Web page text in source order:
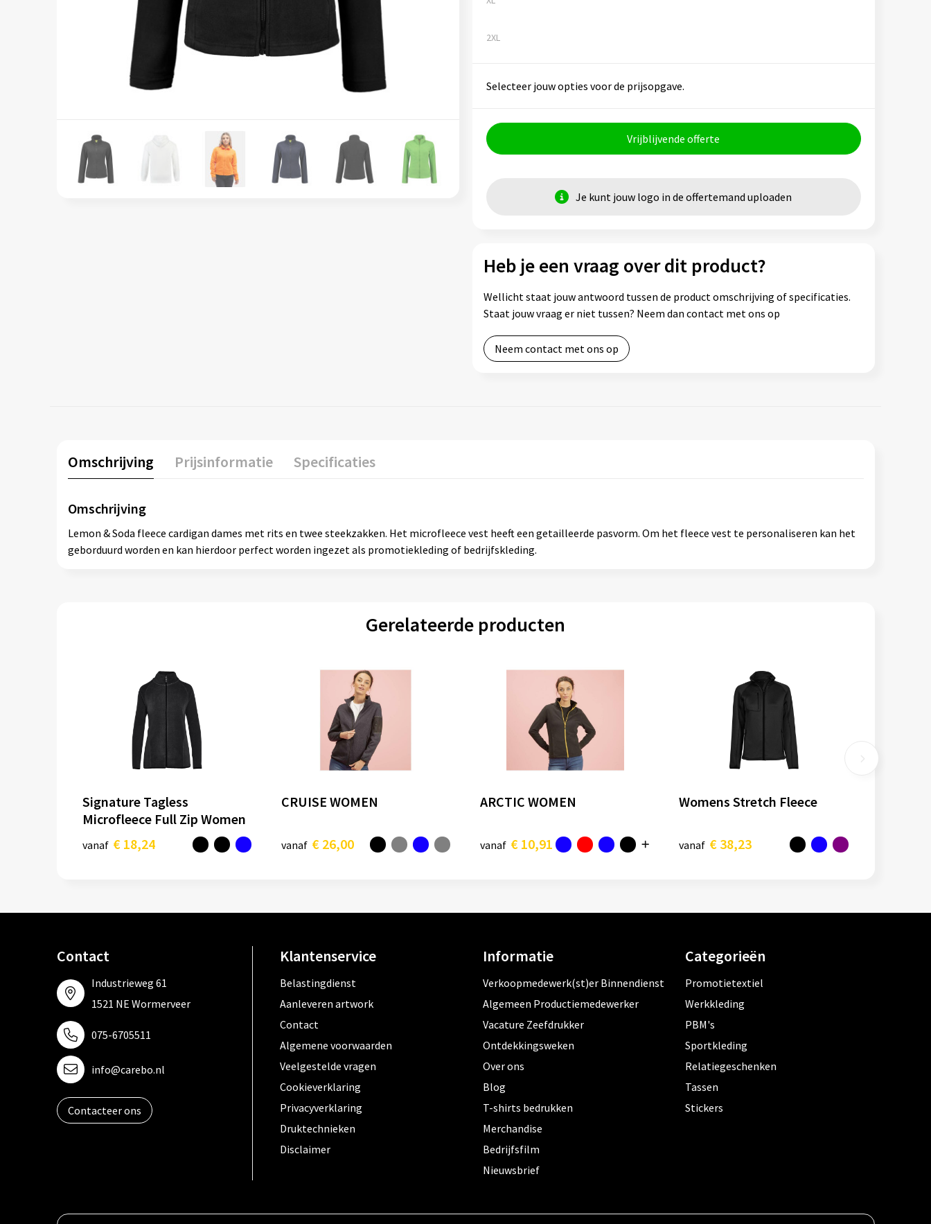
2XL
Selecteer jouw opties voor de prijsopgave.
Vrijblijvende offerte
Je kunt jouw logo in de offertemand uploaden
Heb je een vraag over dit product?
Wellicht staat jouw antwoord tussen de product omschrijving of specificaties.
Staat jouw vraag er niet tussen? Neem dan contact met ons op
Neem contact met ons op
Omschrijving Prijsinformatie Specificaties
Omschrijving
Lemon & Soda fleece cardigan dames met rits en twee steekzakken. Het microfleece vest heeft een getailleerde pasvorm. Om het fleece vest te personaliseren kan het
geborduurd worden en kan hierdoor perfect worden ingezet als promotiekleding of bedrijfskleding.
Gerelateerde producten
Signature Tagless
Microfleece Full Zip Women
vanaf € 18,24
CRUISE WOMEN
vanaf € 26,00
ARCTIC WOMEN
vanaf € 10,91
Womens Stretch Fleece
vanaf € 38,23
Contact
Industrieweg 61
1521 NE Wormerveer
075-6705511
info@carebo.nl
Contacteer ons
Klantenservice
Belastingdienst
Aanleveren artwork
Contact
Algemene voorwaarden
Veelgestelde vragen
Cookieverklaring
Privacyverklaring
Druktechnieken
Disclaimer
Informatie
Verkoopmedewerk(st)er Binnendienst
Algemeen Productiemedewerker
Vacature Zeefdrukker
Ontdekkingsweken
Over ons
Blog
T-shirts bedrukken
Merchandise
Bedrijfsfilm
Nieuwsbrief
Categorieën
Promotietextiel
Werkkleding
PBM's
Sportkleding
Relatiegeschenken
Tassen
Stickers